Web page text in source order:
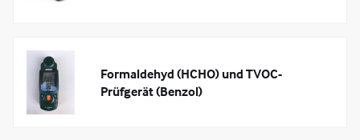
Formaldehyd (HCHO) und TVOC-
Prüfgerät (Benzol)